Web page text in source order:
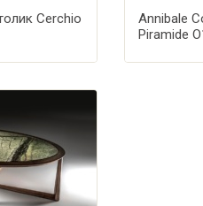
Cerchio
Annibale
Piramide